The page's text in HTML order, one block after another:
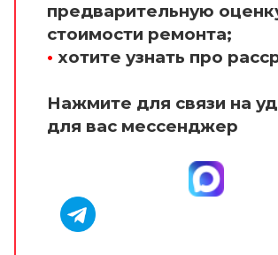
предварительную
стоимости ремонта;
• хотите узнать про
Нажмите для связи на
для вас мессенджер